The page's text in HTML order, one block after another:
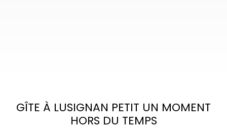
GÎTE À LUSIGNAN PETIT UN MOMENT
HORS DU TEMPS